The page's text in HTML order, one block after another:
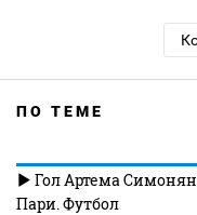
ПО ТЕМЕ
Гол Артема
Пари. Футбол